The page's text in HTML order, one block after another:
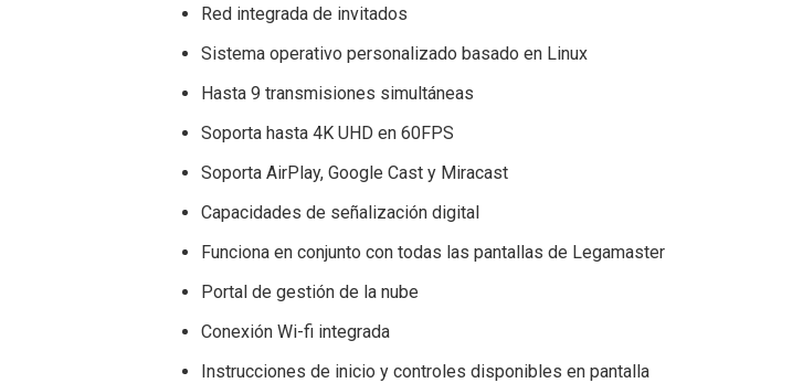
Red integrada de invitados
Sistema operativo personalizado basado en Linux
Hasta 9 transmisiones simultáneas
Soporta hasta 4K UHD en 60FPS
Soporta AirPlay, Google Cast y Miracast
Capacidades de señalización digital
Funciona en conjunto con todas las pantallas de Legamaster
Portal de gestión de la nube
Conexión Wi-fi integrada
Instrucciones de inicio y controles disponibles en pantalla